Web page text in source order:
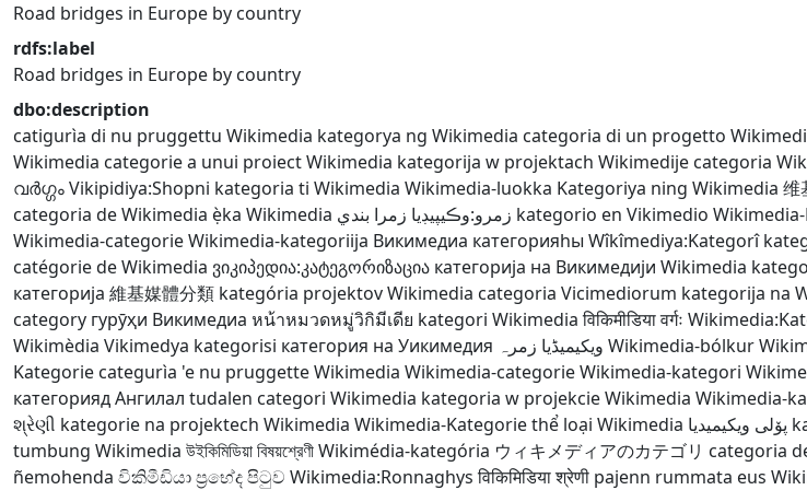
Road bridges in Europe by country
rdfs:label
Road bridges in Europe by country
dbo:description
catigurìa di nu pruggettu Wikimedia kategorya ng Wikimedia categoria di un progetto
Wikimedia categorie a unui proiect Wikimedia kategorija w projektach Wikimedije categoria
വർഗ്ഗംVikipidiya:Shopni kategoria ti Wikimedia Wikimedia-luokka Kategoriya ning Wikimedia 维
categoria de Wikimedia ẹ̀ka Wikimedia زمرو:وڪيپيڊيا زمرا بندي kategorio en Vikimedio
Wikimedia-categorieWikimedia-kategoriija Викимедиа категорияһы Wîkîmediya:Kategorî
catégorie de Wikimedia ვიკიპედია:კატეგორიზაცია категорија на Викимедији Wikimedia
категорија 維基媒體分類 kategória projektov Wikimedia categoria Vicimediorum kategorija na
category гурӯҳи Викимедиа หน้าหมวดหมู่วิกิมีเดีย kategori Wikimedia विकिमीडिया वर्गः
Wikimèdia Vikimedya kategorisi категория на Уикимедия ویکیمیڈیا زمرہ Wikimedia-bólkur
Kategorie categurìa 'e nu pruggette Wikimedia Wikimedia-categorieWikimedia-kategori
категорияд Ангилал tudalen categori Wikimedia kategoria w projekcie Wikimedia Wikimedia-
શ્રેણી kategorie na projektech Wikimedia Wikimedia-Kategoriethể loại Wikimedia پۆلی ویکیمیدیا
tumbung Wikimedia উইকিমিডিয়া বিষয়শ্রেণীWikimédia-kategória ウィキメディアのカテゴリ categoria
ñemohenda විකිමීඩියා ප්‍රභේද පිටුව Wikimedia:Ronnaghys विकिमिडिया श्रेणी pajenn rummata eus